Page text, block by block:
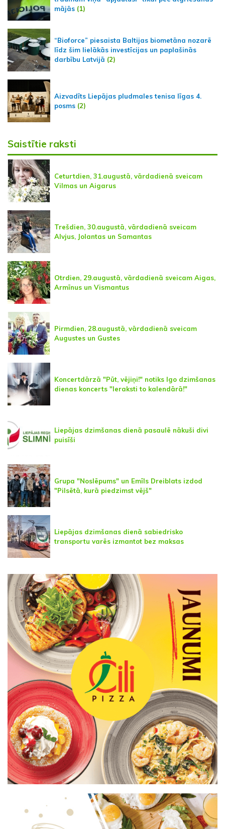
mājās (1)
“Bioforce” piesaista Baltijas biometāna nozarē
līdz šim lielākās investīcijas un paplašinās
darbību Latvijā (2)
Aizvadīts Liepājas pludmales tenisa līgas 4.
posms (2)
Saistītie raksti
Ceturtdien, 31.augustā, vārdadienā sveicam
Vilmas un Aigarus
Trešdien, 30.augustā, vārdadienā sveicam
Alvjus, Jolantas un Samantas
Otrdien, 29.augustā, vārdadienā sveicam Aigas,
Armīnus un Vismantus
Pirmdien, 28.augustā, vārdadienā sveicam
Augustes un Gustes
Koncertdārzā "Pūt, vējiņi!" notiks Igo dzimšanas
dienas koncerts "Ieraksti to kalendārā!"
Liepājas dzimšanas dienā pasaulē nākuši divi
puisīši
Grupa "Noslēpums" un Emīls Dreiblats izdod
"Pilsētā, kurā piedzimst vējš"
Liepājas dzimšanas dienā sabiedrisko
transportu varēs izmantot bez maksas